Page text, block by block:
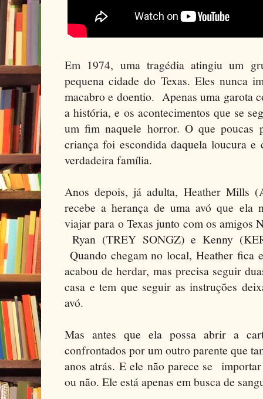
Em 1974, uma tragédia atingiu um
pequena cidade do Texas. Eles nunca
macabro e doentio. Apenas uma garota
a história, e os acontecimentos que se
um fim naquele horror. O que poucas
criança foi escondida daquela loucura e
verdadeira família.
Anos depois, já adulta, Heather Mills
recebe a herança de uma avó que ela
viajar para o Texas junto com os
Ryan (TREY SONGZ) e Kenny
Quando chegam no local, Heather fica
acabou de herdar, mas precisa seguir
casa e tem que seguir as instruções
avó.
Mas antes que ela possa abrir a
confrontados por um outro parente que
anos atrás. E ele não parece se
ou não. Ele está apenas em busca de